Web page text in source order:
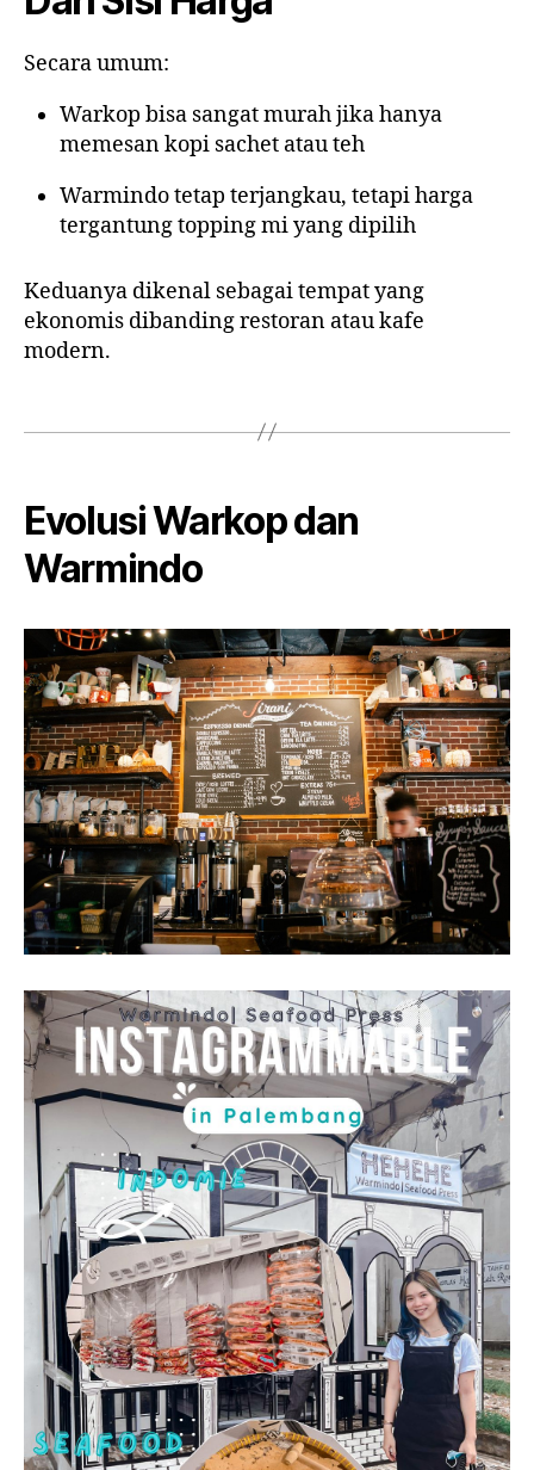
Secara umum:
Warkop bisa sangat murah jika hanya
memesan kopi sachet atau teh
Warmindo tetap terjangkau, tetapi harga
tergantung topping mi yang dipilih
Keduanya dikenal sebagai tempat yang
ekonomis dibanding restoran atau kafe
modern.
Evolusi Warkop dan
Warmindo